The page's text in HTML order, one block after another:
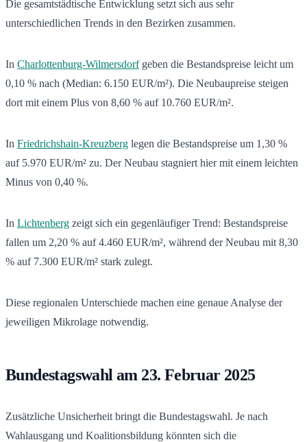
Die gesamtstädtische Entwicklung setzt sich aus sehr
unterschiedlichen Trends in den Bezirken zusammen.
In Charlottenburg-Wilmersdorfgeben die Bestandspreise leicht um
0,10 % nach (Median: 6.150 EUR/m²). Die Neubaupreise steigen
dort mit einem Plus von 8,60 % auf 10.760 EUR/m².
In Friedrichshain-Kreuzberg legen die Bestandspreise um 1,30 %
auf 5.970 EUR/m² zu. Der Neubau stagniert hier mit einem leichten
Minus von 0,40 %.
In Lichtenberg zeigt sich ein gegenläufiger Trend: Bestandspreise
fallen um 2,20 % auf 4.460 EUR/m², während der Neubau mit 8,30
% auf 7.300 EUR/m² stark zulegt.
Diese regionalen Unterschiede machen eine genaue Analyse der
jeweiligen Mikrolage notwendig.
Bundestagswahl am 23. Februar 2025
Zusätzliche Unsicherheit bringt die Bundestagswahl. Je nach
Wahlausgang und Koalitionsbildung könnten sich die